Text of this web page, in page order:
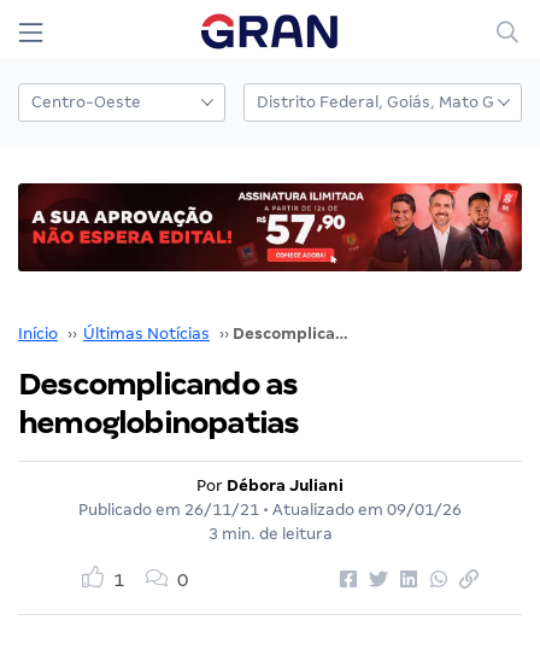
Início ›› Últimas Notícias ›› Descomplicando as hemoglobinopatias
Descomplicando as
hemoglobinopatias
Por Débora Juliani
Publicado em 26/11/21 • Atualizado em 09/01/26
3 min. de leitura
1 0